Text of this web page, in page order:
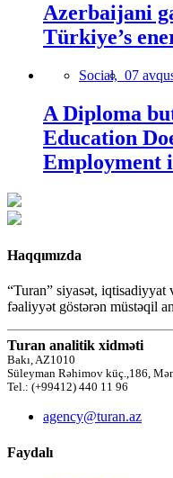
Azerbaijani
Türkiye’s
Social, 07
A Diploma
Education
Employment
Haqqımızda
“Turan” siyasət, iqtisadiyyat
fəaliyyət göstərən müstəqil
Turan analitik xidməti
Bakı, AZ1010
Süleyman Rəhimov küç.,186,
Tel.: (+99412) 440 11 96
agency@turan.az
Faydalı